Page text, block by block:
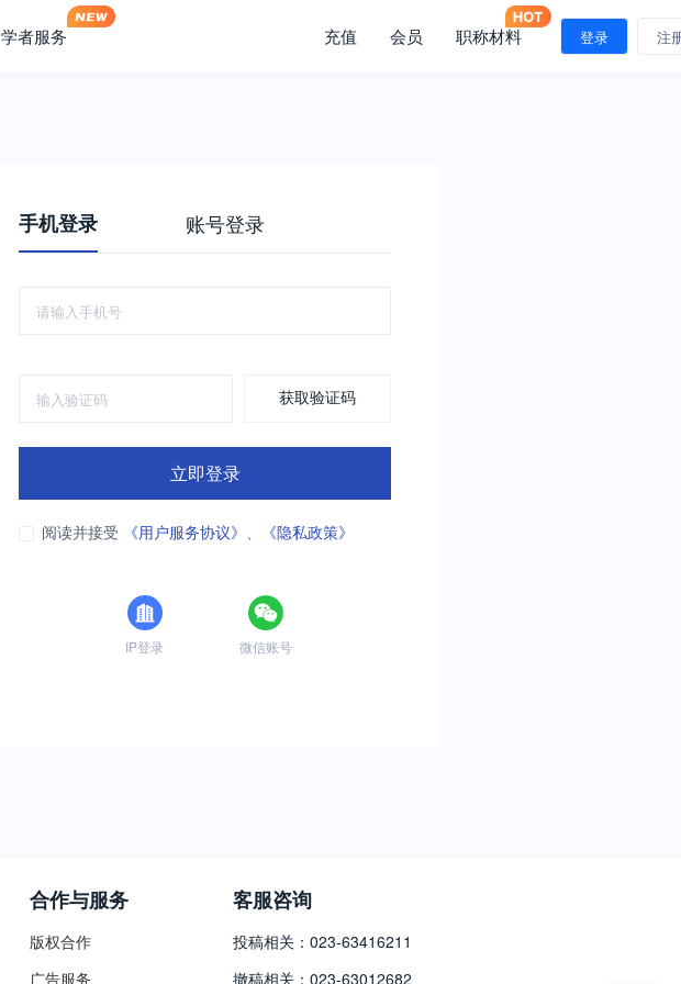
学者服务 充值 会员 职称材料 登录 注
手机登录 账号登录
获取验证码
立即登录
阅读并接受 《用户服务协议》 、 《隐私政策》
IP登录 微信账号
合作与服务
版权合作
广告服务
客服咨询
投稿相关：023-63416211
撤稿相关：023-63012682